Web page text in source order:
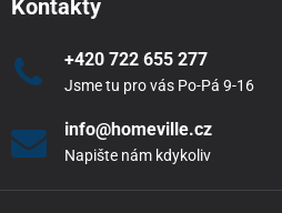
Kontakty
+420 722 655 277
Jsme tu pro vás Po-Pá 9-16
info@homeville.cz
Napište nám kdykoliv